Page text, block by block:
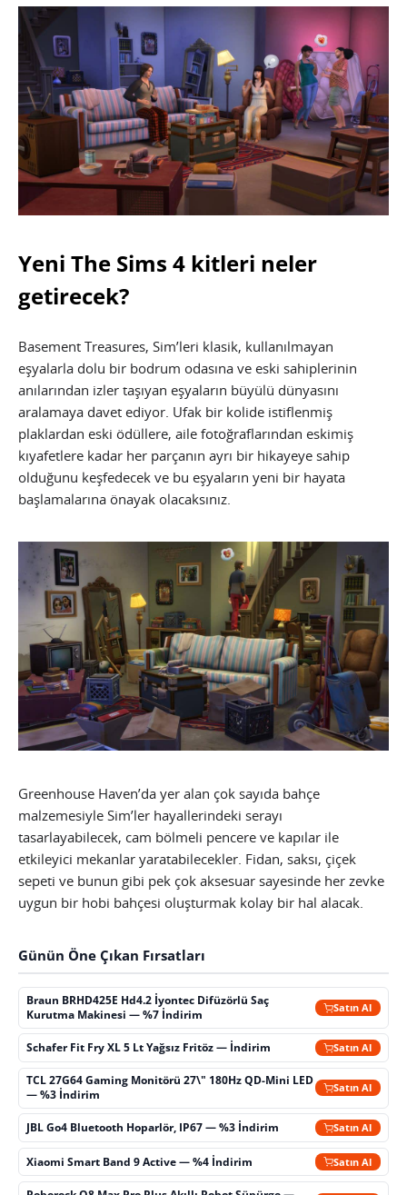
Yeni The Sims 4 kitleri neler
getirecek?
Basement Treasures, Sim’leri klasik, kullanılmayan
eşyalarla dolu bir bodrum odasına ve eski sahiplerinin
anılarından izler taşıyan eşyaların büyülü dünyasını
aralamaya davet ediyor. Ufak bir kolide istiflenmiş
plaklardan eski ödüllere, aile fotoğraflarından eskimiş
kıyafetlere kadar her parçanın ayrı bir hikayeye sahip
olduğunu keşfedecek ve bu eşyaların yeni bir hayata
başlamalarına önayak olacaksınız.
Greenhouse Haven’da yer alan çok sayıda bahçe
malzemesiyle Sim’ler hayallerindeki serayı
tasarlayabilecek, cam bölmeli pencere ve kapılar ile
etkileyici mekanlar yaratabilecekler. Fidan, saksı, çiçek
sepeti ve bunun gibi pek çok aksesuar sayesinde her zevke
uygun bir hobi bahçesi oluşturmak kolay bir hal alacak.
Günün Öne Çıkan Fırsatları
Braun BRHD425E Hd4.2 İyontec Difüzörlü Saç
Kurutma Makinesi — %7 İndirim
Satın Al
Schafer Fit Fry XL 5 Lt Yağsız Fritöz — İndirim Satın Al
TCL 27G64 Gaming Monitörü 27\" 180Hz QD-Mini LED
— %3 İndirim
Satın Al
JBL Go4 Bluetooth Hoparlör, IP67 — %3 İndirim Satın Al
Xiaomi Smart Band 9 Active — %4 İndirim Satın Al